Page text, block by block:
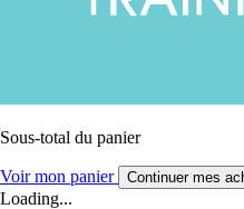
Sous-total du panier
Voir mon panier Continuer mes
Loading...